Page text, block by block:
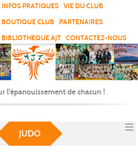
INFOS PRATIQUES
VIE DU CLUB
BOUTIQUE CLUB
PARTENAIRES
BIBLIOTHEQUE AJT
CONTACTEZ-NOUS
l'épanouissement de chacun !
JUDO
cookies